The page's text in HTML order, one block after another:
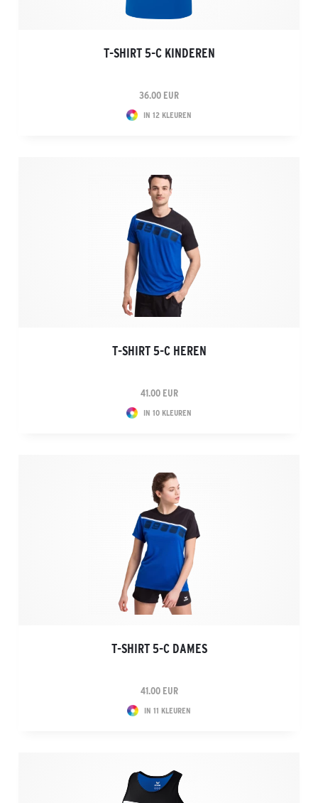
T-SHIRT 5-C KINDEREN
36.00 EUR
IN 12 KLEUREN
T-SHIRT 5-C HEREN
41.00 EUR
IN 10 KLEUREN
T-SHIRT 5-C DAMES
41.00 EUR
IN 11 KLEUREN